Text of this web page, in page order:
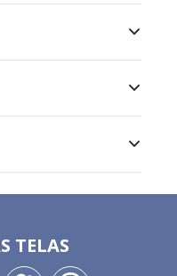
TELAS